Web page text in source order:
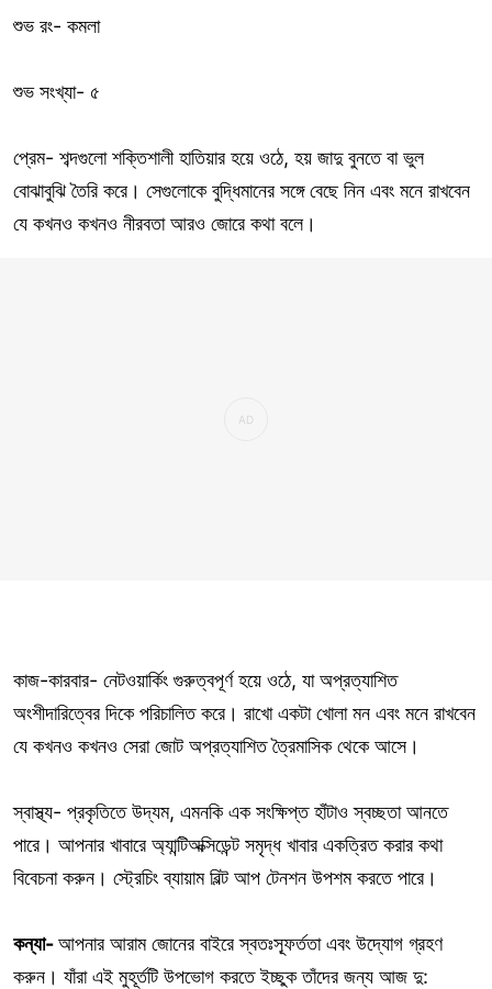
শুভ রং- কমলা
শুভ সংখ্যা- ৫
প্রেম- শব্দগুলো শক্তিশালী হাতিয়ার হয়ে ওঠে, হয় জাদু বুনতে বা ভুল
বোঝাবুঝি তৈরি করে। সেগুলোকে বুদ্ধিমানের সঙ্গে বেছে নিন এবং মনে রাখবেন
যে কখনও কখনও নীরবতা আরও জোরে কথা বলে।
কাজ-কারবার- নেটওয়ার্কিং গুরুত্বপূর্ণ হয়ে ওঠে, যা অপ্রত্যাশিত
অংশীদারিত্বের দিকে পরিচালিত করে। রাখো একটা খোলা মন এবং মনে রাখবেন
যে কখনও কখনও সেরা জোট অপ্রত্যাশিত ত্রৈমাসিক থেকে আসে।
স্বাস্থ্য- প্রকৃতিতে উদ্যম, এমনকি এক সংক্ষিপ্ত হাঁটাও স্বচ্ছতা আনতে
পারে। আপনার খাবারে অ্যান্টিঅক্সিডেন্ট সমৃদ্ধ খাবার একত্রিত করার কথা
বিবেচনা করুন। স্ট্রেচিং ব্যায়াম বিল্ট আপ টেনশন উপশম করতে পারে।
কন্যা-আপনার আরাম জোনের বাইরে স্বতঃস্ফূর্ততা এবং উদ্যোগ গ্রহণ
করুন। যাঁরা এই মুহূর্তটি উপভোগ করতে ইচ্ছুক তাঁদের জন্য আজ দু: